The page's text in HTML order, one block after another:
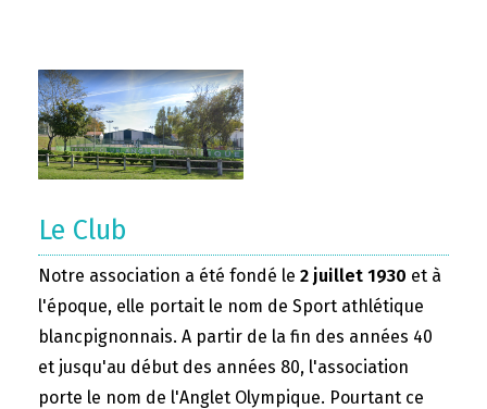
Le Club
Notre association a été fondé le 2 juillet 1930 et à
l'époque, elle portait le nom de Sport athlétique
blancpignonnais. A partir de la fin des années 40
et jusqu'au début des années 80, l'association
porte le nom de l'Anglet Olympique. Pourtant ce